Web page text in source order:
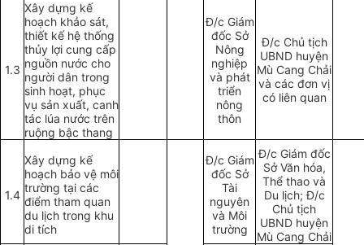
1.3
Xây dựng kế
hoạch khảo sát,
thiết kế hệ thống
thủy lợi cung cấp
nguồn nước cho
người dân trong
sinh hoạt, phục
vụ sản xuất, canh
tác lúa nước trên
ruộng bậc thang
Đ/c Giám
đốc Sở
Nông
nghiệp
và phát
triển
nông
thôn
Đ/c Chủ tịch
UBND huyện
Mù Cang Chải
và các đơn vị
có liên quan
1.4
Xây dựng kế
hoạch bảo vệ môi
trường tại các
điểm tham quan
du lịch trong khu
di tích
Đ/c Giám
đốc Sở
Tài
nguyên
và Môi
trường
Đ/c Giám đốc
Sở Văn hóa,
Thể thao và
Du lịch; Đ/c
Chủ tịch
UBND huyện
Mù Cang Chải